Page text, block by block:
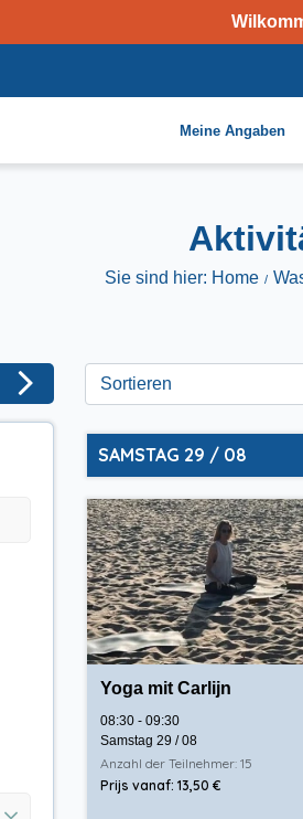
Meine Angaben
Sie sind hier: Home
SAMSTAG 29 / 08
Yoga mit Carlijn
08:30 - 09:30
Samstag 29 / 08
Anzahl der Teilnehmer: 15
Prijs vanaf: 13,50 €